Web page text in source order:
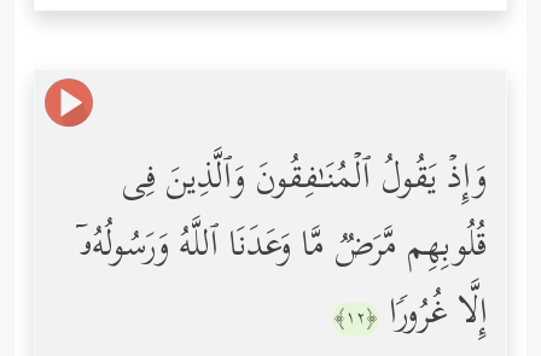
وَإِذۡ یَقُولُ ٱلۡمُنَـٰفِقُونَ وَٱلَّذِینَ فِی
قُلُوبِهِم مَّرَضࣱ مَّا وَعَدَنَا ٱللَّهُ وَرَسُولُهُۥۤ
إِلَّا غُرُورࣰا ﴿١٢﴾